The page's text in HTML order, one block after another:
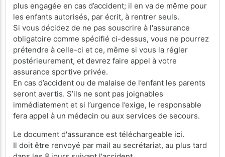
plus engagée en cas d’accident; il en va de même pour
les enfants autorisés, par écrit, à rentrer seuls.
Si vous décidez de ne pas souscrire à l'assurance
obligatoire comme spécifié ci-dessus, vous ne pourrez
prétendre à celle-ci et ce, même si vous la régler
postérieurement, et devrez faire appel à votre
assurance sportive privée.
En cas d’accident ou de malaise de l’enfant les parents
seront avertis. S’ils ne sont pas joignables
immédiatement et si l’urgence l’exige, le responsable
fera appel à un médecin ou aux services de secours.
Le document d'assurance est téléchargeable ici.
Il doit être renvoyé par mail au secrétariat, au plus tard